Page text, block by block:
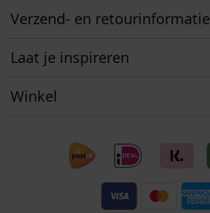
Verzend- en retourinformatie
Laat je inspireren
Winkel